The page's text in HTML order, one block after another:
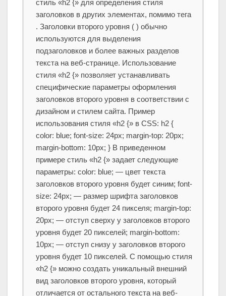
стиль «h2 {» для определения стиля
заголовков в других элементах, помимо тега
. Заголовки второго уровня ( ) обычно
используются для выделения
подзаголовков и более важных разделов
текста на веб-странице. Использование
стиля «h2 {» позволяет устанавливать
специфические параметры оформления
заголовков второго уровня в соответствии с
дизайном и стилем сайта. Пример
использования стиля «h2 {» в CSS: h2 {
color: blue; font-size: 24px; margin-top: 20px;
margin-bottom: 10px; } В приведенном
примере стиль «h2 {» задает следующие
параметры: color: blue; — цвет текста
заголовков второго уровня будет синим; font-
size: 24px; — размер шрифта заголовков
второго уровня будет 24 пикселя; margin-top:
20px; — отступ сверху у заголовков второго
уровня будет 20 пикселей; margin-bottom:
10px; — отступ снизу у заголовков второго
уровня будет 10 пикселей. С помощью стиля
«h2 {» можно создать уникальный внешний
вид заголовков второго уровня, который
отличается от остального текста на веб-